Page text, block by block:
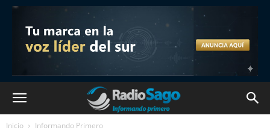
Inicio Informando Primero